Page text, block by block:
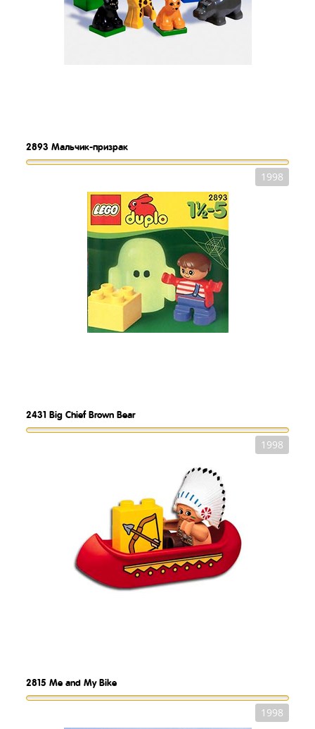
2893 Мальчик-призрак
1998
2431 Big Chief Brown Bear
1998
2815 Me and My Bike
1998